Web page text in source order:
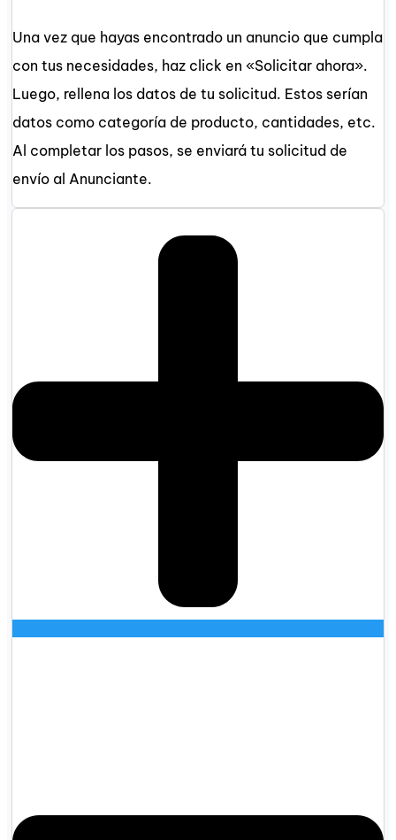
Una vez que hayas encontrado un anuncio que cumpla
con tus necesidades, haz click en «Solicitar ahora».
Luego, rellena los datos de tu solicitud. Estos serían
datos como categoría de producto, cantidades, etc.
Al completar los pasos, se enviará tu solicitud de
envío al Anunciante.